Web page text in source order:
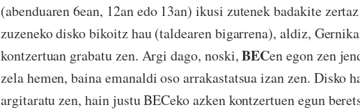
(abenduaren 6ean, 12an edo 13an) ikusi zutenek badakite
zuzeneko disko bikoitz hau (taldearen bigarrena), aldiz,
kontzertuan grabatu zen. Argi dago, noski,BECen egon zen
zela hemen, baina emanaldi oso arrakastatsua izan zen. Disko
argitaratu zen, hain justu BECeko azken kontzertuen egun